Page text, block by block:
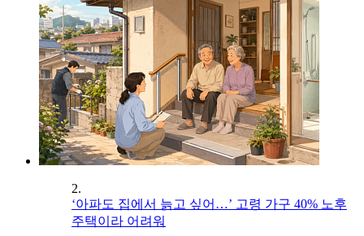
2.
‘아파도 집에서 늙고 싶어…’ 고령 가구 40% 노후
주택이라 어려워